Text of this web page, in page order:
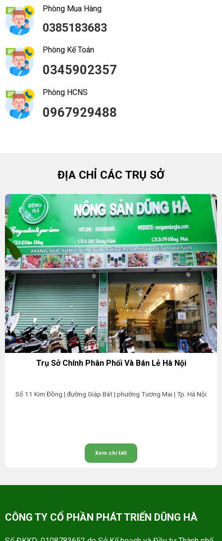
Phòng Mua Hàng
0385183683
Phòng Kế Toán
0345902357
Phòng HCNS
0967929488
ĐỊA CHỈ CÁC TRỤ SỞ
Trụ Sở Chính Phân Phối Và Bán Lẻ Hà Nội
Số 11 Kim Đồng | đường Giáp Bát | phường Tương Mai | Tp. Hà Nội
Xem chi tiết
CÔNG TY CỔ PHẦN PHÁT TRIỂN DŨNG HÀ